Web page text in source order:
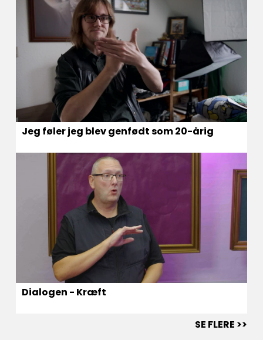
Jeg føler jeg blev genfødt som 20-årig
Dialogen - Kræft
SE FLERE >>